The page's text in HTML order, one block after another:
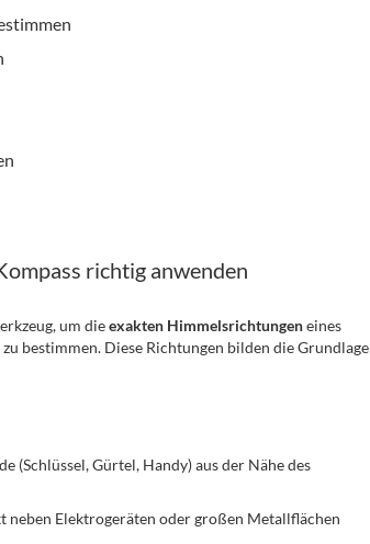
richtig anwenden
um dieexakten Himmelsrichtungeneines
bestimmen. Diese Richtungen bilden die Grundlage
(Schlüssel, Gürtel, Handy) aus der Nähe des
neben Elektrogeräten oder großen Metallflächen